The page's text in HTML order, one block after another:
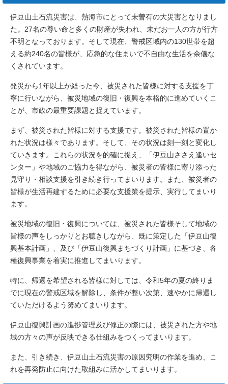
伊豆山土石流災害は、熱海市にとって未曽有の大災害となりまし
た。27名の尊い命と多くの財産が失われ、未だお一人の方が行方
不明となっております。そして現在、警戒区域内の130世帯を超
える約240名の皆様が、応急的な住まいで不自由な生活を余儀な
くされています。
発災から1年以上が経った今、被災された皆様に対する支援を丁
寧に行いながら、被災地域の復旧・復興を本格的に進めていくこ
とが、市政の最重要課題と捉えています。
まず、被災された皆様に対する支援です。被災された皆様の置か
れた状況は様々であります。そして、その状況は刻一刻と変化し
ていきます。これらの状況を的確に捉え、「伊豆山ささえ逢いセ
ンター」や地域のご協力を得ながら、被災者の皆様に寄り添った
見守り・相談支援を引き続き行ってまいります。また、被災者の
皆様が生活再建するために必要な支援策を提示、実行してまいり
ます。
被災地域の復旧・復興については、被災された皆様そして地域の
皆様の声をしっかりとお聴きしながら、既に策定した「伊豆山復
興基本計画」、及び「伊豆山復興まちづくり計画」に基づき、各
種復興事業を着実に推進してまいります。
特に、帰還を希望される皆様に対しては、令和5年の夏の終りま
でに現在の警戒区域を解除し、条件が整い次第、速やかに帰還し
ていただけるよう努めてまいります。
伊豆山復興計画の進捗管理及び修正の際には、被災された方や地
域の方々の声が反映できる仕組みをつくってまいります。
また、引き続き、伊豆山土石流災害の原因究明の作業を進め、こ
れを再発防止に向けた取組みに活かしてまいります。